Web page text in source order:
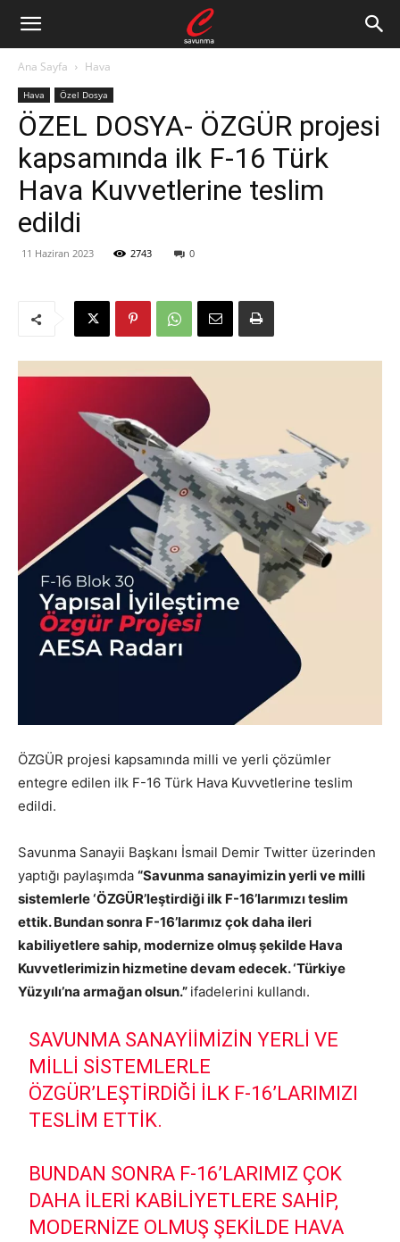
Ana Sayfa Hava
Hava Özel Dosya
ÖZEL DOSYA- ÖZGÜR projesi
kapsamında ilk F-16 Türk
Hava Kuvvetlerine teslim
edildi
11 Haziran 2023 2743 0
ÖZGÜR projesi kapsamında milli ve yerli çözümler
entegre edilen ilk F-16 Türk Hava Kuvvetlerine teslim
edildi.
Savunma Sanayii Başkanı İsmail Demir Twitter üzerinden
yaptığı paylaşımda “Savunma sanayimizin yerli ve milli
sistemlerle ‘ÖZGÜR’leştirdiği ilk F-16’larımızı teslim
ettik. Bundan sonra F-16’larımız çok daha ileri
kabiliyetlere sahip, modernize olmuş şekilde Hava
Kuvvetlerimizin hizmetine devam edecek. ‘Türkiye
Yüzyılı’na armağan olsun.” ifadelerini kullandı.
SAVUNMA SANAYIIMIZIN YERLI VE
MILLI SISTEMLERLE
ÖZGÜR’LEŞTIRDIĞI ILK F-16’LARIMIZI
TESLIM ETTIK.
BUNDAN SONRA F-16’LARIMIZ ÇOK
DAHA ILERI KABILIYETLERE SAHIP,
MODERNIZE OLMUŞ ŞEKILDE HAVA